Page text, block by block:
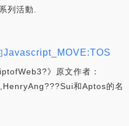
列活動.
Javascript_MOVE:TOS
》原文作者：
和Aptos的名